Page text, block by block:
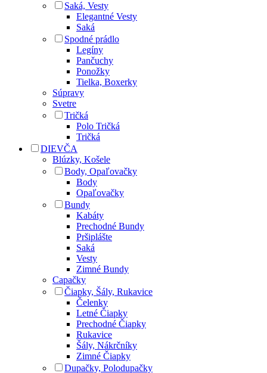
Saká, Vesty
Elegantné Vesty
Saká
Spodné prádlo
Legíny
Pančuchy
Ponožky
Tielka, Boxerky
Súpravy
Svetre
Tričká
Polo Tričká
Tričká
DIEVČA
Blúzky, Košele
Body, Opaľovačky
Body
Opaľovačky
Bundy
Kabáty
Prechodné Bundy
Pršiplášte
Saká
Vesty
Zimné Bundy
Capačky
Čiapky, Šály, Rukavice
Čelenky
Letné Čiapky
Prechodné Čiapky
Rukavice
Šály, Nákrčníky
Zimné Čiapky
Dupačky, Polodupačky